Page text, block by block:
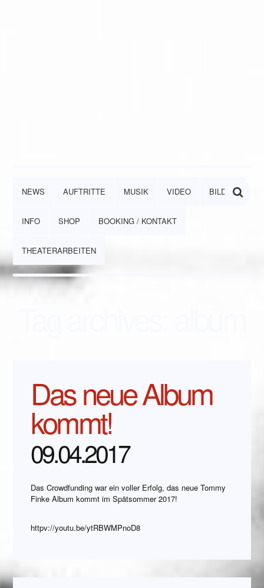
NEWS AUFTRITTE MUSIK VIDEO BILDER
INFO SHOP BOOKING / KONTAKT
THEATERARBEITEN
Das neue Album
kommt!
09.04.2017
Das Crowdfunding war ein voller Erfolg, das neue Tommy
Finke Album kommt im Spätsommer 2017!
httpv://youtu.be/ytRBWMPnoD8